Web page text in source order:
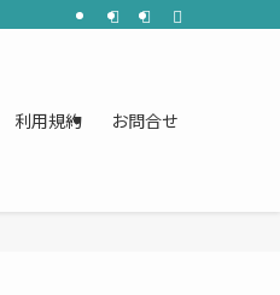
利用規約 お問合せ